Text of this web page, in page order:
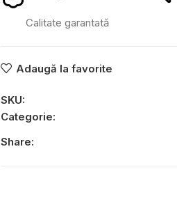
Calitate garantată
Adaugă la favorite
SKU:
Categorie:
Share: